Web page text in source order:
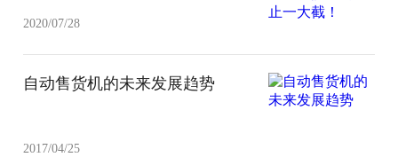
2020/07/28
自动售货机的未来发展趋势
2017/04/25